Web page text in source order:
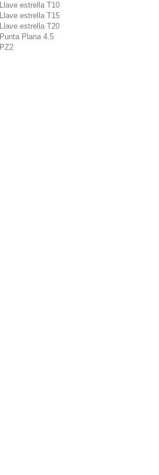
Llave estrella T10
Llave estrella T15
Llave estrella T20
Punta Plana 4.5
PZ2